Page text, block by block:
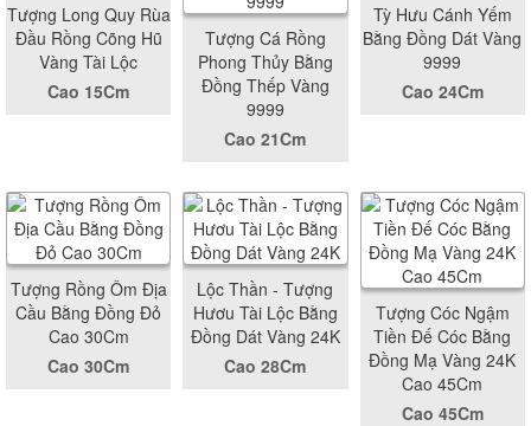
Tượng Long Quy Rùa
Đầu Rồng Cõng Hũ
Vàng Tài Lộc
Cao 15Cm
Tượng Cá Rồng
Phong Thủy Bằng
Đồng Thếp Vàng
9999
Cao 21Cm
Tỳ Hưu Cánh Yếm
Bằng Đồng Dát Vàng
9999
Cao 24Cm
Tượng Rồng Ôm Địa
Cầu Bằng Đồng Đỏ
Cao 30Cm
Cao 30Cm
Lộc Thần - Tượng
Hươu Tài Lộc Bằng
Đồng Dát Vàng 24K
Cao 28Cm
Tượng Cóc Ngậm
Tiền Đế Cóc Bằng
Đồng Mạ Vàng 24K
Cao 45Cm
Cao 45Cm